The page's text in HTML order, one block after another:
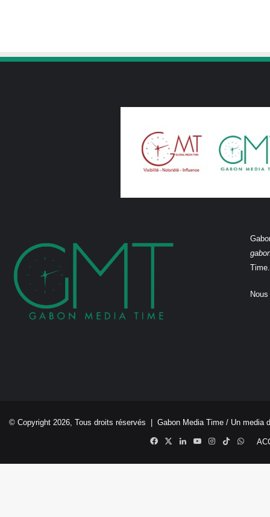
Time.
© Copyright 2026, Tous droits réservés | Gabon Media Time / Un media
Facebook
X LinkedinYouTubeInstagram
TikTok